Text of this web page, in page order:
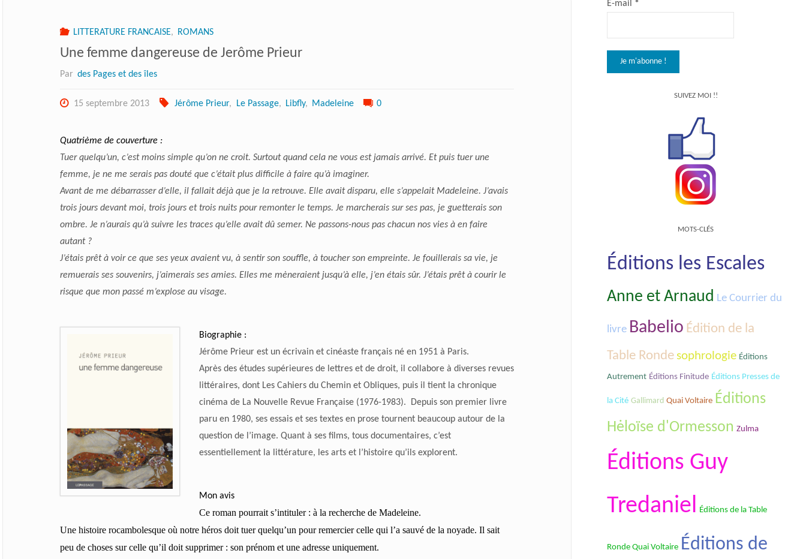
LITTERATURE FRANCAISE, ROMANS
Une femme dangereuse de Jerôme Prieur
Par des Pages et des îles
15 septembre 2013 Jérôme Prieur, Le Passage, Libfly, Madeleine 0
Quatrième de couverture :
Tuer quelqu’un, c’est moins simple qu’on ne croit. Surtout quand cela ne vous est jamais arrivé. Et puis tuer une
femme, je ne me serais pas douté que c’était plus difficile à faire qu’à imaginer.
Avant de me débarrasser d’elle, il fallait déjà que je la retrouve. Elle avait disparu, elle s’appelait Madeleine. J’avais
trois jours devant moi, trois jours et trois nuits pour remonter le temps. Je marcherais sur ses pas, je guetterais son
ombre. Je n’aurais qu’à suivre les traces qu’elle avait dû semer. Ne passons-nous pas chacun nos vies à en faire
autant ?
J’étais prêt à voir ce que ses yeux avaient vu, à sentir son souffle, à toucher son empreinte. Je fouillerais sa vie, je
remuerais ses souvenirs, j’aimerais ses amies. Elles me mèneraient jusqu’à elle, j’en étais sûr. J’étais prêt à courir le
risque que mon passé m’explose au visage.
Biographie :
Jérôme Prieur est un écrivain et cinéaste français né en 1951 à Paris.
Après des études supérieures de lettres et de droit, il collabore à diverses revues
littéraires, dont Les Cahiers du Chemin et Obliques, puis il tient la chronique
cinéma de La Nouvelle Revue Française (1976-1983). Depuis son premier livre
paru en 1980, ses essais et ses textes en prose tournent beaucoup autour de la
question de l’image. Quant à ses films, tous documentaires, c’est
essentiellement la littérature, les arts et l’histoire qu’ils explorent.
Mon avis
Ce roman pourrait s’intituler : à la recherche de Madeleine.
Une histoire rocambolesque où notre héros doit tuer quelqu’un pour remercier celle qui l’a sauvé de la noyade. Il sait
peu de choses sur celle qu’il doit supprimer : son prénom et une adresse uniquement.
E-mail *
SUIVEZ MOI !!
MOTS-CLÉS
Éditions les Escales
Anne et Arnaud Le Courrier du
livre Babelio Édition de la
Table Ronde sophrologie Éditions
Autrement Éditions Finitude Éditions Presses de
la Cité Gallimard Quai Voltaire Éditions
Hėloïse d'Ormesson Zulma
Éditions Guy
Tredaniel Éditions de la Table
Ronde Quai Voltaire Éditions de